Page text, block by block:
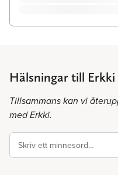
Hälsningar till Erkki
Tillsammans kan vi
med Erkki.
Skriv ett minnesord…